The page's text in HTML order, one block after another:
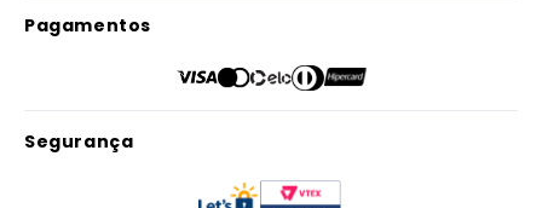
Pagamentos
Segurança